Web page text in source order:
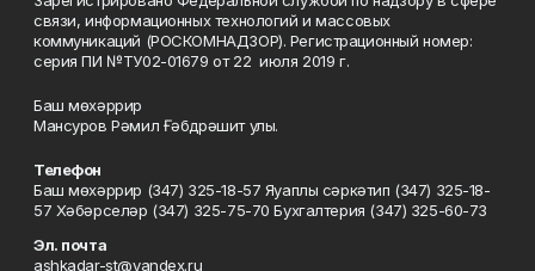
связи, информационных технологий и массовых
коммуникаций (РОСКОМНАДЗОР). Регистрационный номер:
серия ПИ №ТУ02-01679 от 22 июля 2019 г.
Баш мөхәррир
Мансуров Рәмил Ғәбдрәшит улы.
Телефон
Баш мөхәррир (347) 325-18-57 Яуаплы сәркәтип (347) 325-18-
57 Хәбәрселәр (347) 325-75-70 Бухгалтерия (347) 325-60-73
Эл. почта
ashkadar-st@yandex.ru